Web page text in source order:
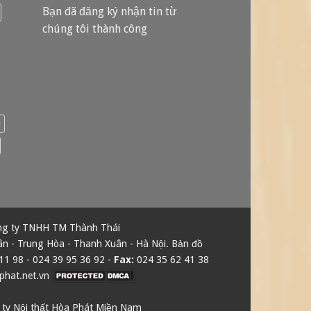
Bạn đã đăng ký nhận tin từ
chúng tôi thành công
ty TNHH TM Thành Thái
- Trung Hòa - Thanh Xuân - Hà Nội. Bản đồ
98 - 024 39 95 36 92 - Fax: 024 35 62 41 38
ty Nội thất Hòa Phát Miền Nam